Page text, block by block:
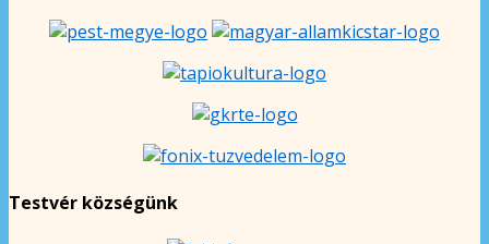
Testvér községünk